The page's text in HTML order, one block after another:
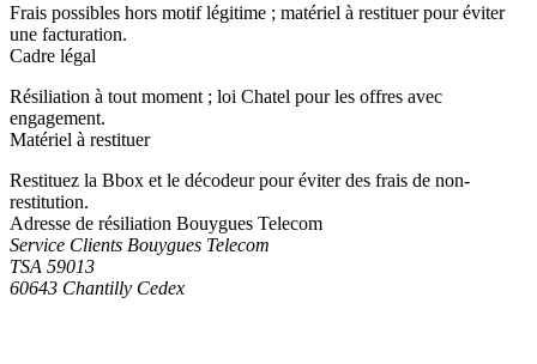
Frais possibles hors motif légitime ; matériel à restituer pour éviter
une facturation.
Cadre légal
Résiliation à tout moment ; loi Chatel pour les offres avec
engagement.
Matériel à restituer
Restituez la Bbox et le décodeur pour éviter des frais de non-
restitution.
Adresse de résiliation Bouygues Telecom
Service Clients Bouygues Telecom
TSA 59013
60643 Chantilly Cedex